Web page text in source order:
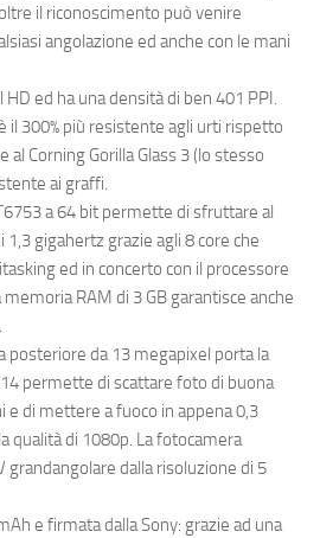
il riconoscimento può venire
angolazione ed anche con le mani
HD ed ha una densità di ben 401 PPI.
il 300% più resistente agli urti rispetto
al Corning Gorilla Glass 3 (lo stesso
ai graffi.
a 64 bit permette di sfruttare al
1,3 gigahertz grazie agli 8 core che
ed in concerto con il processore
RAM di 3 GB garantisce anche
posteriore da 13 megapixel porta la
permette di scattare foto di buona
e di mettere a fuoco in appena 0,3
qualità di 1080p. La fotocamera
grandangolare dalla risoluzione di 5
e firmata dalla Sony: grazie ad una